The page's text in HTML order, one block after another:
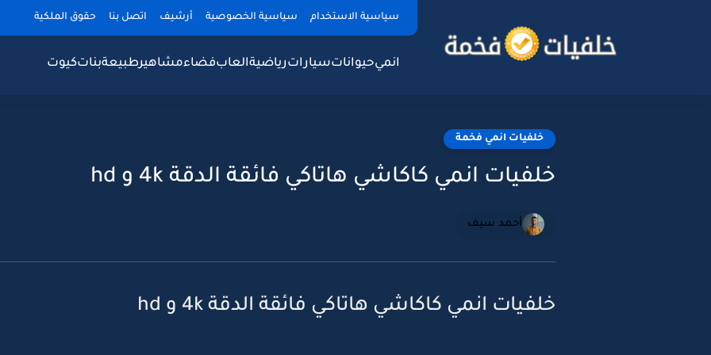
سياسية الاستخدام سياسية الخصوصية أرشيف اتصل بنا حقوق الملكية
انميحيواناتسياراترياضيةالعابفضاءمشاهيرطبيعةبناتكيوت
خلفيات انمي فخمة
خلفيات انمي كاكاشي هاتاكي فائقة الدقة 4k و hd
أحمد سيف
خلفيات انمي كاكاشي هاتاكي فائقة الدقة 4k و hd